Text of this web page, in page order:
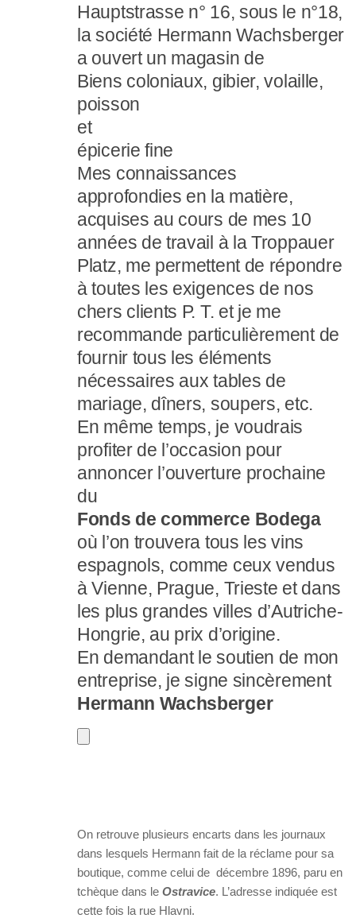
Hauptstrasse n° 16, sous le n°18,
la société Hermann Wachsberger
a ouvert un magasin de
Biens coloniaux, gibier, volaille,
poisson
et
épicerie fine
Mes connaissances
approfondies en la matière,
acquises au cours de mes 10
années de travail à la Troppauer
Platz, me permettent de répondre
à toutes les exigences de nos
chers clients P. T. et je me
recommande particulièrement de
fournir tous les éléments
nécessaires aux tables de
mariage, dîners, soupers, etc.
En même temps, je voudrais
profiter de l’occasion pour
annoncer l’ouverture prochaine
du
Fonds de commerce Bodega
où l’on trouvera tous les vins
espagnols, comme ceux vendus
à Vienne, Prague, Trieste et dans
les plus grandes villes d’Autriche-
Hongrie, au prix d’origine.
En demandant le soutien de mon
entreprise, je signe sincèrement
Hermann Wachsberger
On retrouve plusieurs encarts dans les journaux
dans lesquels Hermann fait de la réclame pour sa
boutique, comme celui de décembre 1896, paru en
tchèque dans le Ostravice. L’adresse indiquée est
cette fois la rue Hlavni.